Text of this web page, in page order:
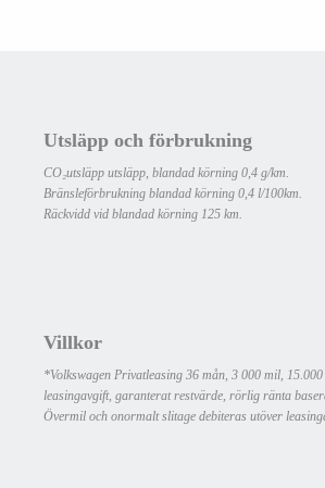
Utsläpp och förbrukning
CO₂utsläpp utsläpp, blandad körning 0,4 g/km.
Bränsleförbrukning blandad körning 0,4 l/100km.
Räckvidd vid blandad körning 125 km.
Villkor
*Volkswagen Privatleasing 36 mån, 3 000 mil,
leasingavgift, garanterat restvärde, rörlig ränta
Övermil och onormalt slitage debiteras utöver